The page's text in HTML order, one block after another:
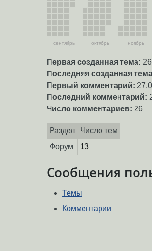
сентябрь октябрь ноябрь
Первая созданная тема:
Последняя созданная
Первый комментарий:
Последний комментарий:
Число комментариев: 26
Раздел
Число тем
Форум
13
Сообщения
Темы
Комментарии